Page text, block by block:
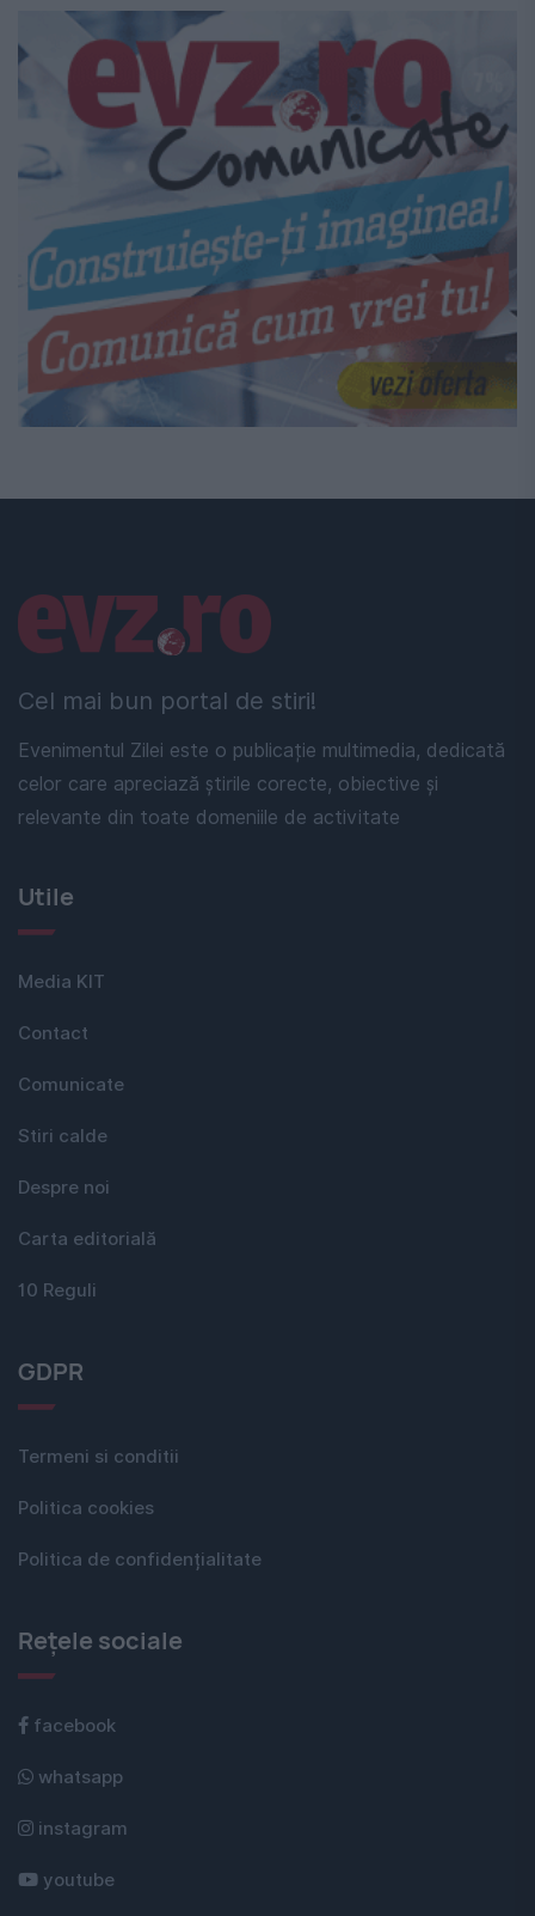
Cel mai bun portal de stiri!
Evenimentul Zilei este o publicație multimedia, dedicată
celor care apreciază știrile corecte, obiective și
relevante din toate domeniile de activitate
Linkuri utile
Utile
Media KIT
Contact
Comunicate
Stiri calde
Despre noi
Carta editorială
10 Reguli
GDPR
Termeni si conditii
Politica cookies
Politica de confidențialitate
Rețele sociale
facebook
whatsapp
instagram
youtube